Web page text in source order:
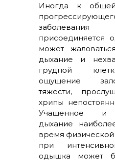
Иногда к общей
присоединяется
может
дыхание и
грудной
ощущение
тяжести,
хрипы
Учащенное и
дыхание
время физической
при
одышка может